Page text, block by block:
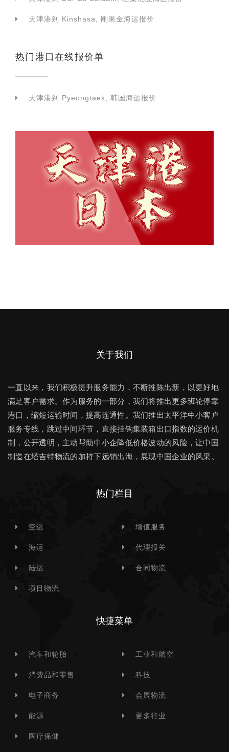
天津港到 Kinshasa, 刚果金海运报价
热门港口在线报价单
天津港到 Pyeongtaek, 韩国海运报价
关于我们
一直以来，我们积极提升服务能力，不断推陈出新，以更好地
满足客户需求。作为服务的一部分，我们将推出更多班轮停靠
港口，缩短运输时间，提高连通性。我们推出太平洋中小客户
服务专线，跳过中间环节，直接挂钩集装箱出口指数的运价机
制，公开透明，主动帮助中小企降低价格波动的风险，让中国
制造在塔吉特物流的加持下远销出海，展现中国企业的风采。
热门栏目
空运
海运
陆运
项目物流
增值服务
代理报关
合同物流
快捷菜单
汽车和轮胎
消费品和零售
电子商务
能源
医疗保健
工业和航空
科技
会展物流
更多行业